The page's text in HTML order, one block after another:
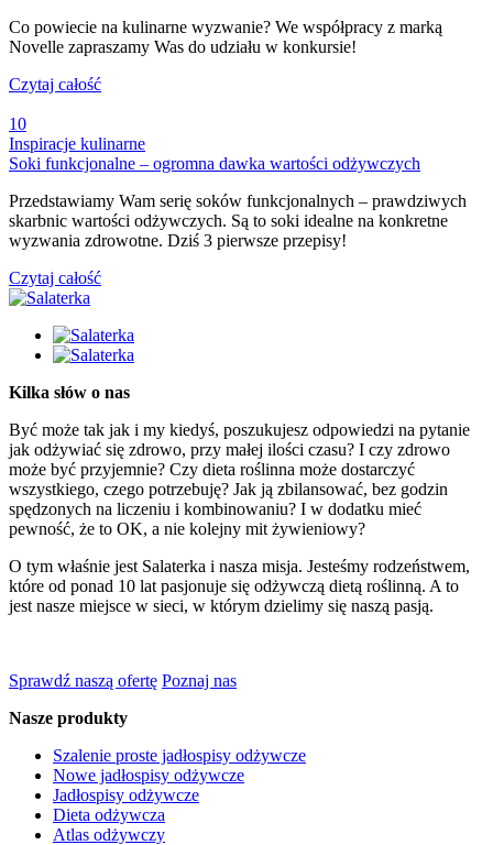
Co powiecie na kulinarne wyzwanie? We współpracy z marką
Novelle zapraszamy Was do udziału w konkursie!
Czytaj całość
10
Inspiracje kulinarne
Soki funkcjonalne – ogromna dawka wartości odżywczych
Przedstawiamy Wam serię soków funkcjonalnych – prawdziwych
skarbnic wartości odżywczych. Są to soki idealne na konkretne
wyzwania zdrowotne. Dziś 3 pierwsze przepisy!
Czytaj całość
Kilka słów o nas
Być może tak jak i my kiedyś, poszukujesz odpowiedzi na pytanie
jak odżywiać się zdrowo, przy małej ilości czasu? I czy zdrowo
może być przyjemnie? Czy dieta roślinna może dostarczyć
wszystkiego, czego potrzebuję? Jak ją zbilansować, bez godzin
spędzonych na liczeniu i kombinowaniu? I w dodatku mieć
pewność, że to OK, a nie kolejny mit żywieniowy?
O tym właśnie jest Salaterka i nasza misja. Jesteśmy rodzeństwem,
które od ponad 10 lat pasjonuje się odżywczą dietą roślinną. A to
jest nasze miejsce w sieci, w którym dzielimy się naszą pasją.
Sprawdź naszą ofertę Poznaj nas
Nasze produkty
Szalenie proste jadłospisy odżywcze
Nowe jadłospisy odżywcze
Jadłospisy odżywcze
Dieta odżywcza
Atlas odżywczy